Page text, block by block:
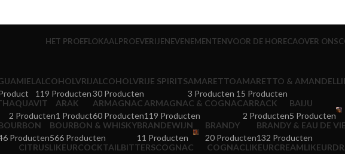
HET PROEFLOKAALPROEVERIJENEVENEMENTENVOOR DE HORECAOVER ONS
ALCOHOLVRIJ
119 Producten
ALCOHOLVRIJE SPIRITS
30 Producten
AMARETTO
3 Producten
AMARETTO &
15 Producten
AQUAVIT
2 Producten
ARAK
1 Product
ARMAGNAC
60 Producten
ARMAGNAC & COGNAC
119 Producten
ARRACK
2 Producten
BAIJU
5 Producten
Producten
BOURBON & WHISKY
566 Producten
BRANDEWIJN
11 Producten
BRANDY
20 Producten
BRANDY & EAU DE VIE
132 Producten
CITRUSLIKEURCOCKTAILBITTERSCOGNAC
COGNACLIKEURCREAMLIKEUR